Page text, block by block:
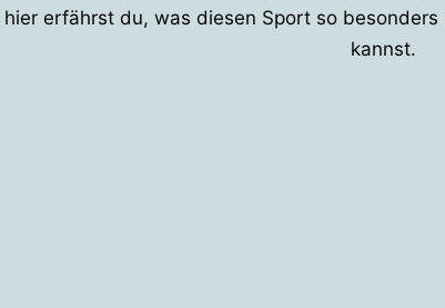
erfährst du, was diesen Sport so
kannst.